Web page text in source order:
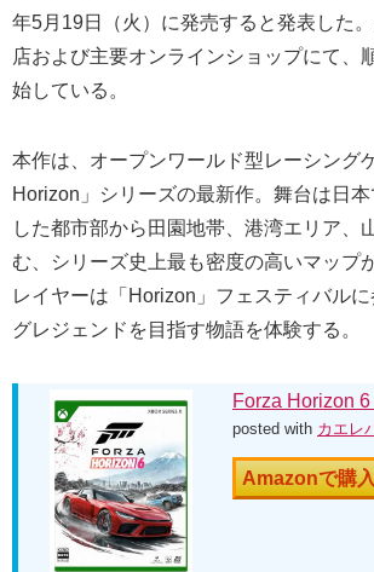
年5月19日（火）に発売すると発表した
店および主要オンラインショップにて、
始している。
本作は、オープンワールド型レーシング
Horizon」シリーズの最新作。舞台は日
した都市部から田園地帯、港湾エリア、
む、シリーズ史上最も密度の高いマップ
レイヤーは「Horizon」フェスティバル
グレジェンドを目指す物語を体験する。
Forza Horizon
posted with カエレ
Amazonで購